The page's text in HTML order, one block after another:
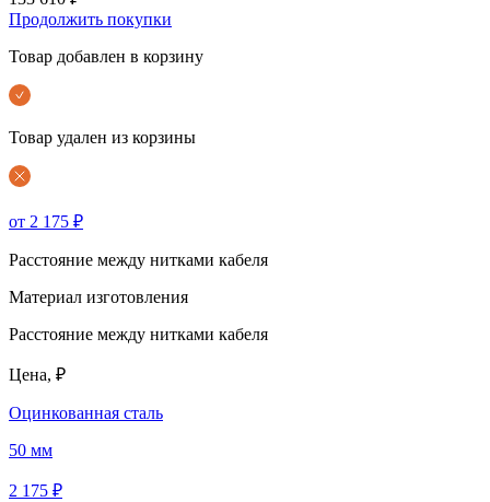
Продолжить покупки
Товар добавлен в корзину
Товар удален из корзины
от 2 175 ₽
Расстояние между нитками кабеля
Материал изготовления
Расстояние между нитками кабеля
Цена, ₽
Оцинкованная сталь
50 мм
2 175 ₽